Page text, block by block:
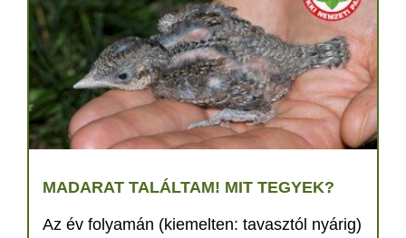
MADARAT TALÁLTAM! MIT TEGYEK?
Az év folyamán (kiemelten: tavasztól nyárig)